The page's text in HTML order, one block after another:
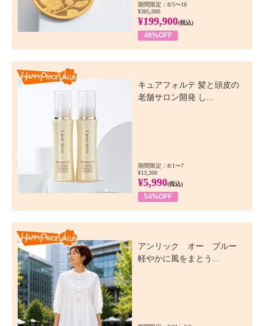
期間限定：8/5〜18
¥385,000
¥199,900(税込)
48%OFF
キュアフォルテ 髪と頭皮の
老舗サロン開発 し...
期間限定：8/1〜7
¥13,200
¥5,990(税込)
54%OFF
アンリック オー ブルー
軽やかに風をまとう...